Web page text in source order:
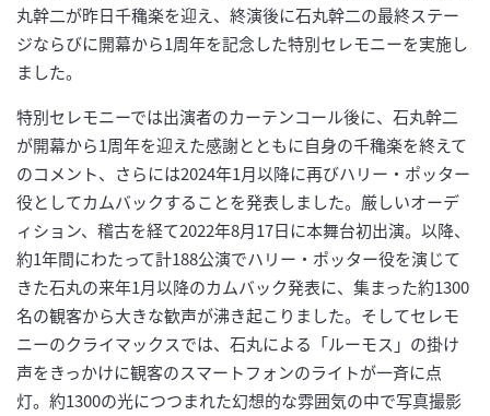
丸幹二が昨日千穐楽を迎え、終演後に石丸幹二の最終ステー
ジならびに開幕から1周年を記念した特別セレモニーを実施し
ました。
特別セレモニーでは出演者のカーテンコール後に、石丸幹二
が開幕から1周年を迎えた感謝とともに自身の千穐楽を終えて
のコメント、さらには2024年1月以降に再びハリー・ポッター
役としてカムバックすることを発表しました。厳しいオーデ
ィション、稽古を経て2022年8月17日に本舞台初出演。以降、
約1年間にわたって計188公演でハリー・ポッター役を演じて
きた石丸の来年1月以降のカムバック発表に、集まった約1300
名の観客から大きな歓声が沸き起こりました。そしてセレモ
ニーのクライマックスでは、石丸による「ルーモス」の掛け
声をきっかけに観客のスマートフォンのライトが一斉に点
灯。約1300の光につつまれた幻想的な雰囲気の中で写真撮影